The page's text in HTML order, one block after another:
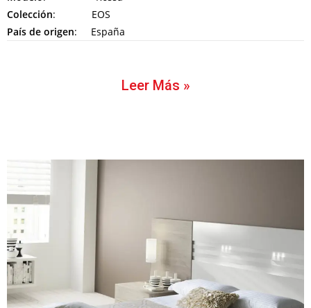
Colección: EOS
País de origen: España
Leer Más »